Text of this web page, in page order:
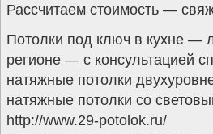
Рассчитаем стоимость —
Потолки под ключ в кухне —
регионе — с консультацией
натяжные потолки
натяжные потолки со
http://www.29-potolok.ru/